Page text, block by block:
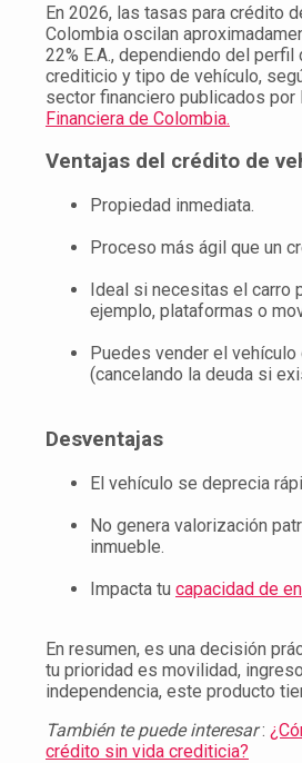
En 2026, las tasas para crédito
Colombia oscilan
22% E.A., dependiendo del
crediticio y tipo de vehículo,
sector financiero publicados por
Financiera de Colombia.
Ventajas del crédito de
Propiedad inmediata.
Proceso más ágil que un
Ideal si necesitas el carro
ejemplo, plataformas o
Puedes vender el vehículo
(cancelando la deuda si
Desventajas
El vehículo se deprecia
No genera valorización
inmueble.
Impacta tu capacidad de
En resumen, es una decisión
tu prioridad es movilidad,
independencia, este producto
También te puede interesar:
crédito sin vida crediticia?